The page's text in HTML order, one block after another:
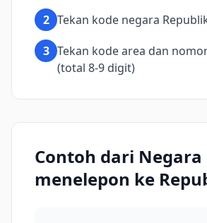
2 Tekan kode negara
3 Tekan kode area dan
(total 8-9 digit)
Contoh dari Negara
menelepon ke